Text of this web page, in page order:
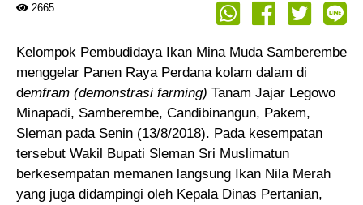
2665
Kelompok Pembudidaya Ikan Mina Muda Samberembe
menggelar Panen Raya Perdana kolam dalam di
demfram (demonstrasi farming) Tanam Jajar Legowo
Minapadi, Samberembe, Candibinangun, Pakem,
Sleman pada Senin (13/8/2018). Pada kesempatan
tersebut Wakil Bupati Sleman Sri Muslimatun
berkesempatan memanen langsung Ikan Nila Merah
yang juga didampingi oleh Kepala Dinas Pertanian,